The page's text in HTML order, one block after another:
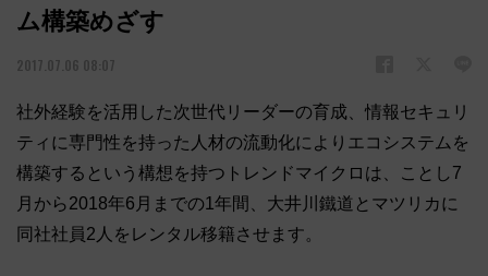
ム構築めざす
2017.07.06 08:07
社外経験を活用した次世代リーダーの育成、情報セキュリ
ティに専門性を持った人材の流動化によりエコシステムを
構築するという構想を持つトレンドマイクロは、ことし7
月から2018年6月までの1年間、大井川鐵道とマツリカに
同社社員2人をレンタル移籍させます。